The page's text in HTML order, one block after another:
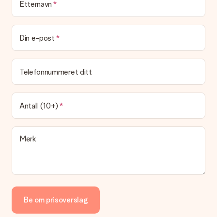
Leveringstid, leveringsalternativer og frakt
Kan jeg velge en leveringsdato?
Det er ikke mulig å velge en bestemt leveringsdato.
Leveringstiden er indikert på produktsiden til gaven. Du kan
stole på at vår operatør leverer gaven din denne dagen.
Hvilke leveringsalternativer kan jeg velge mellom?
For tiden er det ikke mulig å velge et leveringsalternativ.
Gaven du bestiller sendes enten som en pakke eller som
postbokslevering. Vil du vite hvilket alternativ bestillingen din
faller inn under? Ta kontakt med vår kundeservice.
Vi tilbyr følgende betalingsmåter: Paypal, kredittkort, faktura
nettbanken vil levering av gaven din skje opptil 3 dager
senere. Dette er fordi det kan ta opptil 3 dager før betalingen
kommer fram.
Etternavn
Din e-post
Telefonnummeret ditt
Antall (10+)
Merk
Be om prisoverslag